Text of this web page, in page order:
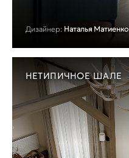
Дизайнер: Наталья Матиенко
НЕТИПИЧНОЕ ШАЛЕ